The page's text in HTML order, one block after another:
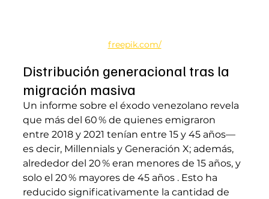
freepik.com/
Distribución generacional tras la
migración masiva
Un informe sobre el éxodo venezolano revela
que más del 60 % de quienes emigraron
entre 2018 y 2021 tenían entre 15 y 45 años—
es decir, Millennials y Generación X; además,
alrededor del 20 % eran menores de 15 años, y
solo el 20 % mayores de 45 años . Esto ha
reducido significativamente la cantidad de